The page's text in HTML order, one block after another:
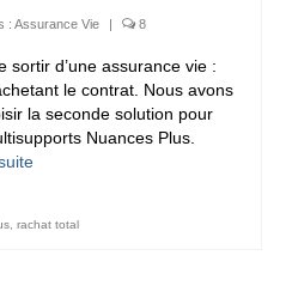
: Assurance Vie | 8
sortir d’une assurance vie :
le contrat. Nous avons
la seconde solution pour
Nuances Plus.
rachat total